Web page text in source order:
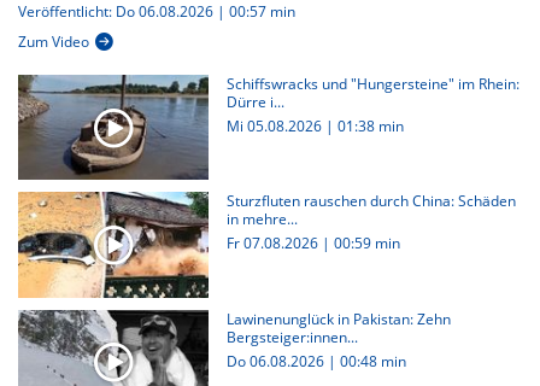
Veröffentlicht: Do 06.08.2026 | 00:57 min
Zum Video
Schiffswracks und "Hungersteine" im Rhein:
Dürre i...
Mi 05.08.2026 | 01:38 min
Sturzfluten rauschen durch China: Schäden
in mehre...
Fr 07.08.2026 | 00:59 min
Lawinenunglück in Pakistan: Zehn
Bergsteiger:innen...
Do 06.08.2026 | 00:48 min